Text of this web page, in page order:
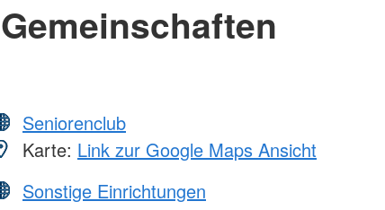
Seniorenclub
Karte: Link zur Google Maps Ansicht
Sonstige Einrichtungen